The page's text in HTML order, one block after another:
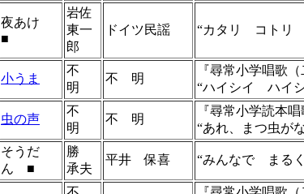
夜あけ
■
岩佐
東一
郎
ドイツ民謡 “カタリ コトリ
小うま
不
明
不 明
『尋常小学唱歌（
“ハイシイ ハイ
虫の声
不
明
不 明
『尋常小学読本唱
“あれ、まつ虫が
そうだ
ん ■
勝
承夫
平井 保喜 “みんなで まる